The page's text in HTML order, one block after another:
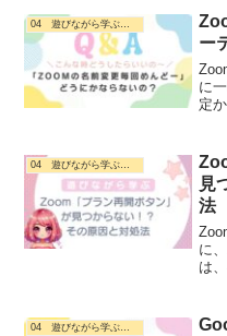
ー
に
定
04 遊びながら学ぶ・ デジタル活用
見
法
に
は
い
04 遊びながら学ぶ・ デジタル活用